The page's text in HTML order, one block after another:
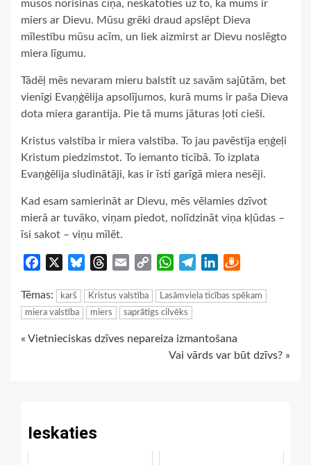
mūsos norisinās cīņa, neskatoties uz to, ka mums ir
miers ar Dievu. Mūsu grēki draud apslēpt Dieva
mīlestību mūsu acīm, un liek aizmirst ar Dievu noslēgto
miera līgumu.
Tādēļ mēs nevaram mieru balstīt uz savām sajūtām, bet
vienīgi Evaņģēlija apsolījumos, kurā mums ir paša Dieva
dota miera garantija. Pie tā mums jāturas ļoti cieši.
Kristus valstība ir miera valstība. To jau pavēstīja eņģeļi
Kristum piedzimstot. To iemanto ticībā. To izplata
Evaņģēlija sludinātāji, kas ir īsti garīgā miera nesēji.
Kad esam samierināt ar Dievu, mēs vēlamies dzīvot
mierā ar tuvāko, viņam piedot, nolīdzināt viņa kļūdas –
īsi sakot – viņu mīlēt.
Facebook BlueskyThreads
Email
Copy
WhatsApp
TelegramLinkedIn
Tēmas: karš Kristus valstība
Lasāmviela ticības spēkam
miera valstība
miers saprātīgs cilvēks
Continue
« Vietnieciskas dzīves nepareiza izmantošana
Vai vārds var būt dzīvs? »
Ieskaties